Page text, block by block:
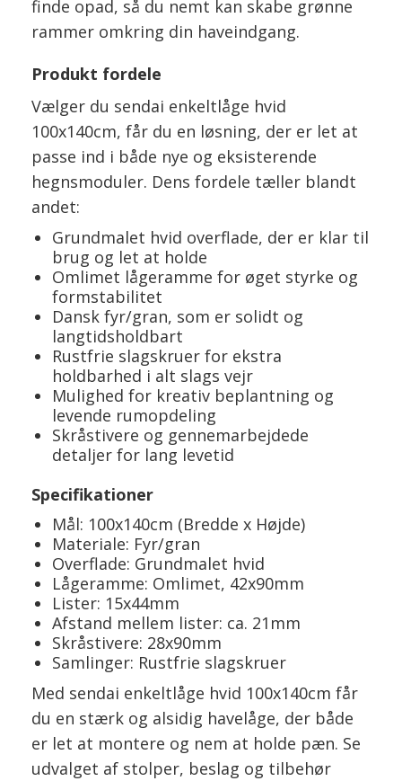
finde opad, så du nemt kan skabe grønne
rammer omkring din haveindgang.
Produkt fordele
Vælger du sendai enkeltlåge hvid
100x140cm, får du en løsning, der er let at
passe ind i både nye og eksisterende
hegnsmoduler. Dens fordele tæller blandt
andet:
Grundmalet hvid overflade, der er klar til
brug og let at holde
Omlimet lågeramme for øget styrke og
formstabilitet
Dansk fyr/gran, som er solidt og
langtidsholdbart
Rustfrie slagskruer for ekstra
holdbarhed i alt slags vejr
Mulighed for kreativ beplantning og
levende rumopdeling
Skråstivere og gennemarbejdede
detaljer for lang levetid
Specifikationer
Mål: 100x140cm (Bredde x Højde)
Materiale: Fyr/gran
Overflade: Grundmalet hvid
Lågeramme: Omlimet, 42x90mm
Lister: 15x44mm
Afstand mellem lister: ca. 21mm
Skråstivere: 28x90mm
Samlinger: Rustfrie slagskruer
Med sendai enkeltlåge hvid 100x140cm får
du en stærk og alsidig havelåge, der både
er let at montere og nem at holde pæn. Se
udvalget af stolper, beslag og tilbehør